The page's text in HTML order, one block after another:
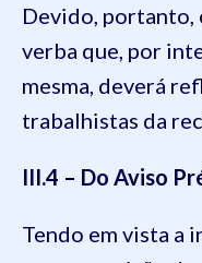
Devido, portanto,
verba que, por
mesma, deverá
trabalhistas da
III.4 – Do Aviso
Tendo em vista a